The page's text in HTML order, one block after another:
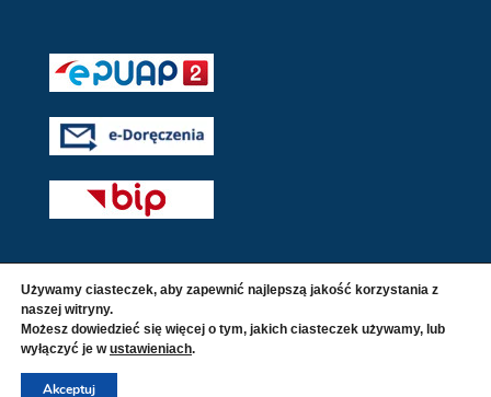
© 2016 - 2026 Wszelkie prawa zastrzeżone. |
Używamy ciasteczek, aby zapewnić najlepszą jakość korzystania z
naszej witryny.
Możesz dowiedzieć się więcej o tym, jakich ciasteczek używamy, lub
wyłączyć je wustawieniach.
Akceptuj